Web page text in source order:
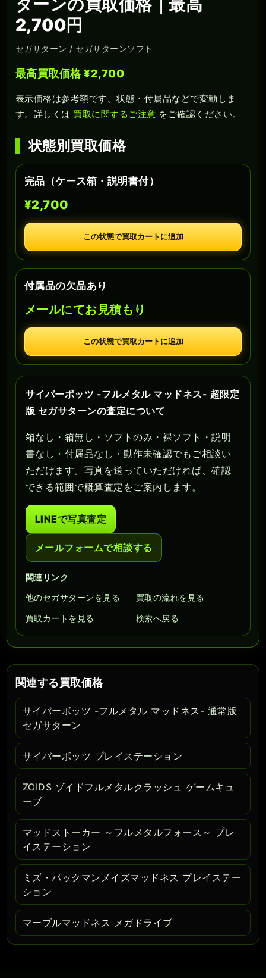
ターンの買取価格｜最高
2,700円
セガサターン / セガサターンソフト
最高買取価格 ¥2,700
表示価格は参考額です。状態・付属品などで変動しま
す。詳しくは 買取に関するご注意 をご確認ください。
状態別買取価格
完品（ケース箱・説明書付）
¥2,700
この状態で買取カートに追加
付属品の欠品あり
メールにてお見積もり
この状態で買取カートに追加
サイバーボッツ -フルメタル マッドネス- 超限定
版 セガサターンの査定について
箱なし・箱無し・ソフトのみ・裸ソフト・説明
書なし・付属品なし・動作未確認でもご相談い
ただけます。写真を送っていただければ、確認
できる範囲で概算査定をご案内します。
LINEで写真査定
メールフォームで相談する
関連リンク
他のセガサターンを見る
買取の流れを見る
買取カートを見る 検索へ戻る
関連する買取価格
サイバーボッツ -フルメタル マッドネス- 通常版
セガサターン
サイバーボッツ プレイステーション
ZOIDS ゾイドフルメタルクラッシュ ゲームキュ
ーブ
マッドストーカー ～フルメタルフォース～ プレ
イステーション
ミズ・パックマンメイズマッドネス プレイステー
ション
マーブルマッドネス メガドライブ